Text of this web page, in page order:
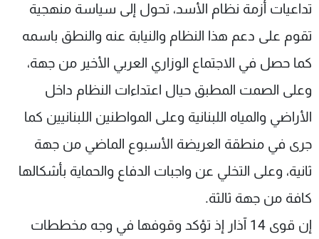
تداعيات أزمة نظام الأسد، تحول إلى سياسة منهجية
تقوم على دعم هذا النظام والنيابة عنه والنطق باسمه
كما حصل في الاجتماع الوزاري العربي الأخير من جهة،
وعلى الصمت المطبق حيال اعتداءات النظام داخل
الأراضي والمياه اللبنانية وعلى المواطنين اللبنانيين كما
جرى في منطقة العريضة الأسبوع الماضي من جهة
ثانية، وعلى التخلي عن واجبات الدفاع والحماية بأشكالها
كافة من جهة ثالثة.
إن قوى 14 آذار إذ تؤكد وقوفها في وجه مخططات
سياسة الخصوصية